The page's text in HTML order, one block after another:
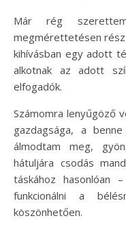
Már rég
megmérettetésen
kihívásban egy adott
alkotnak az adott
elfogadók.
Számomra lenyűgöző
gazdagsága, a
álmodtam meg,
hátuljára csodás
táskához hasonlóan
funkcionálni a
köszönhetően.